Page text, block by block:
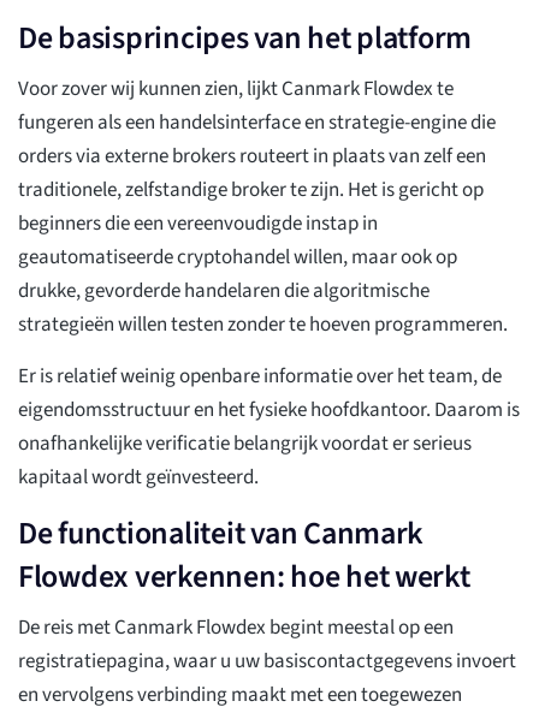
De basisprincipes van het platform
Voor zover wij kunnen zien, lijkt Canmark Flowdex te
fungeren als een handelsinterface en strategie-engine die
orders via externe brokers routeert in plaats van zelf een
traditionele, zelfstandige broker te zijn. Het is gericht op
beginners die een vereenvoudigde instap in
geautomatiseerde cryptohandel willen, maar ook op
drukke, gevorderde handelaren die algoritmische
strategieën willen testen zonder te hoeven programmeren.
Er is relatief weinig openbare informatie over het team, de
eigendomsstructuur en het fysieke hoofdkantoor. Daarom is
onafhankelijke verificatie belangrijk voordat er serieus
kapitaal wordt geïnvesteerd.
De functionaliteit van Canmark
Flowdex verkennen: hoe het werkt
De reis met Canmark Flowdex begint meestal op een
registratiepagina, waar u uw basiscontactgegevens invoert
en vervolgens verbinding maakt met een toegewezen